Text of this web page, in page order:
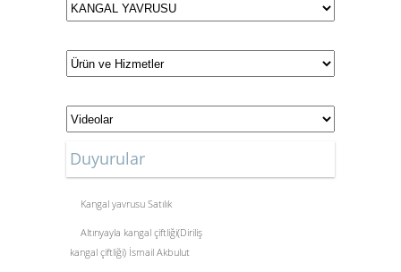
Duyurular
Kangal yavrusu Satılık
Altınyayla kangal çiftliği(Diriliş
kangal çiftliği) İsmail Akbulut